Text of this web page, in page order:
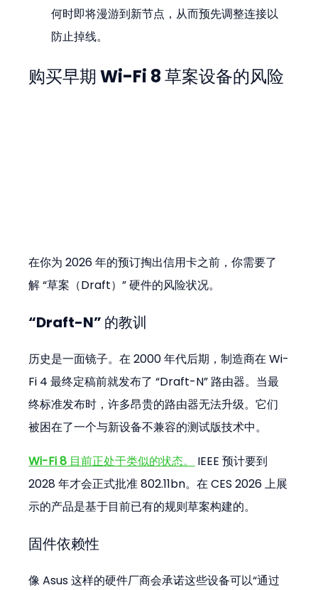
何时即将漫游到新节点，从而预先调整连接以
防止掉线。
购买早期 Wi-Fi 8 草案设备的风险
在你为 2026 年的预订掏出信用卡之前，你需要了
解 “草案（Draft）” 硬件的风险状况。
“Draft-N” 的教训
历史是一面镜子。在 2000 年代后期，制造商在 Wi-
Fi 4 最终定稿前就发布了 “Draft-N” 路由器。当最
终标准发布时，许多昂贵的路由器无法升级。它们
被困在了一个与新设备不兼容的测试版技术中。
Wi-Fi 8 目前正处于类似的状态。
IEEE 预计要到
2028 年才会正式批准 802.11bn。在 CES 2026 上展
示的产品是基于目前已有的规则草案构建的。
固件依赖性
像 Asus 这样的硬件厂商会承诺这些设备可以“通过